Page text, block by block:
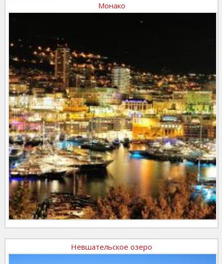
Монако
Невшательское озеро